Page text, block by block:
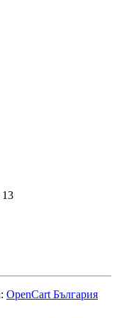
13
OpenCart България